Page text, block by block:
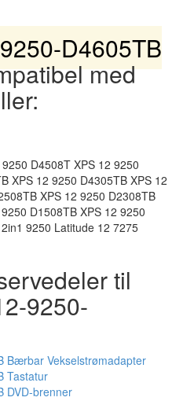
D4605TB
med
D4508T XPS 12 9250
XPS 12 9250 D4305TB XPS 12
XPS 12 9250 D2308TB
D1508TB XPS 12 9250
9250 Latitude 12 7275
til
9250-
Bærbar Vekselstrømadapter
Tastatur
DVD-brenner